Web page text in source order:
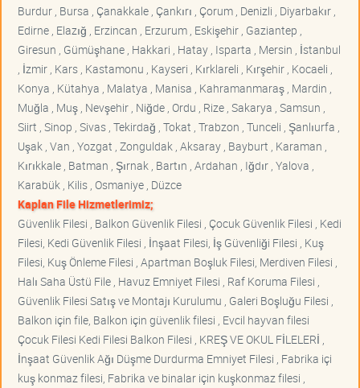
Burdur , Bursa , Çanakkale , Çankırı , Çorum , Denizli , Diyarbakır ,
Edirne , Elazığ , Erzincan , Erzurum , Eskişehir , Gaziantep ,
Giresun , Gümüşhane , Hakkari , Hatay , Isparta , Mersin , İstanbul
, İzmir , Kars , Kastamonu , Kayseri , Kırklareli , Kırşehir , Kocaeli ,
Konya , Kütahya , Malatya , Manisa , Kahramanmaraş , Mardin ,
Muğla , Muş , Nevşehir , Niğde , Ordu , Rize , Sakarya , Samsun ,
Siirt , Sinop , Sivas , Tekirdağ , Tokat , Trabzon , Tunceli , Şanlıurfa ,
Uşak , Van , Yozgat , Zonguldak , Aksaray , Bayburt , Karaman ,
Kırıkkale , Batman , Şırnak , Bartın , Ardahan , Iğdır , Yalova ,
Karabük , Kilis , Osmaniye , Düzce
Kaplan File Hizmetlerimiz;
Güvenlik Filesi , Balkon Güvenlik Filesi , Çocuk Güvenlik Filesi , Kedi
Filesi, Kedi Güvenlik Filesi , İnşaat Filesi, İş Güvenliği Filesi , Kuş
Filesi, Kuş Önleme Filesi , Apartman Boşluk Filesi, Merdiven Filesi ,
Halı Saha Üstü File , Havuz Emniyet Filesi , Raf Koruma Filesi ,
Güvenlik Filesi Satış ve Montajı Kurulumu , Galeri Boşluğu Filesi ,
Balkon için file, Balkon için güvenlik filesi , Evcil hayvan filesi
Çocuk Filesi Kedi Filesi Balkon Filesi , KREŞ VE OKUL FİLELERİ ,
İnşaat Güvenlik Ağı Düşme Durdurma Emniyet Filesi , Fabrika içi
kuş konmaz filesi, Fabrika ve binalar için kuşkonmaz filesi ,